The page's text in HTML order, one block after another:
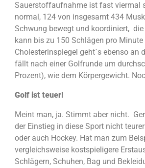
Sauerstoffaufnahme ist fast viermal
normal, 124 von insgesamt 434
Schwung bewegt und koordiniert,
kann bis zu 150 Schlägen pro Minute
Cholesterinspiegel geht`s ebenso an
fällt nach einer Golfrunde um
Prozent), wie dem Körpergewicht.
Golf ist teuer!
Meint man, ja. Stimmt aber nicht.
der Einstieg in diese Sport nicht
oder auch Hockey. Hat man zum
vergleichsweise kostspieligere
Schlägern, Schuhen, Bag und